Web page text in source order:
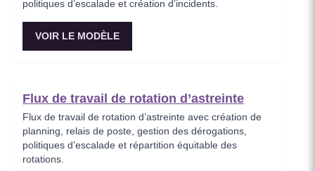
politiques d’escalade et création d’incidents.
VOIR LE MODÈLE
Flux de travail de rotation d’astreinte
Flux de travail de rotation d’astreinte avec création de
planning, relais de poste, gestion des dérogations,
politiques d’escalade et répartition équitable des
rotations.